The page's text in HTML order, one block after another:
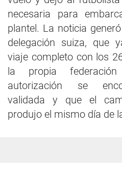
necesaria para
plantel. La noticia
delegación suiza, que
viaje completo con los
la propia
autorización se
validada y que el
produjo el mismo día de